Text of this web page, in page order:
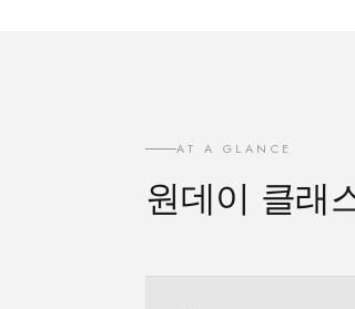
AT A GLANCE
원데이 클래